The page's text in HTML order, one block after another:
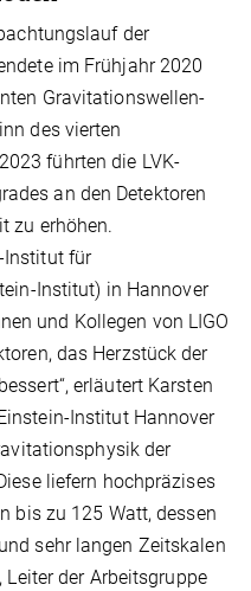
der
im Frühjahr 2020
Gravitationswellen-
des vierten
führten die LVK-
an den Detektoren
zu erhöhen.
Institut für
Institut) in Hannover
und Kollegen von LIGO
das Herzstück der
erläutert Karsten
Institut Hannover
der
liefern hochpräzises
bis zu 125 Watt, dessen
sehr langen Zeitskalen
Leiter der Arbeitsgruppe